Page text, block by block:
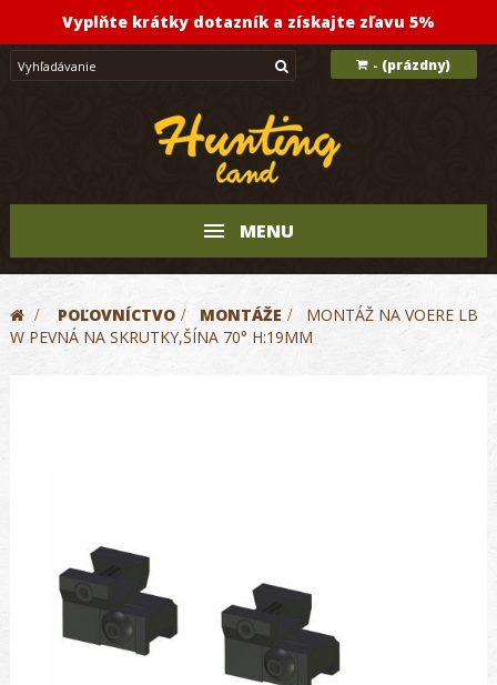
Vyplňte krátky dotazník a získajte zľavu 5%
- (prázdny)
MENU
> POĽOVNÍCTVO > MONTÁŽE >
MONTÁŽ NA VOERE LB
W PEVNÁ NA SKRUTKY,ŠÍNA 70° H:19MM